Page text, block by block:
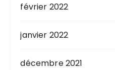
février 2022
janvier 2022
décembre 2021